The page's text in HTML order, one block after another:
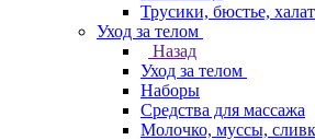
Трусики, бюстье,
Уход за телом
Назад
Уход за телом
Наборы
Средства для массажа
Молочко, муссы,